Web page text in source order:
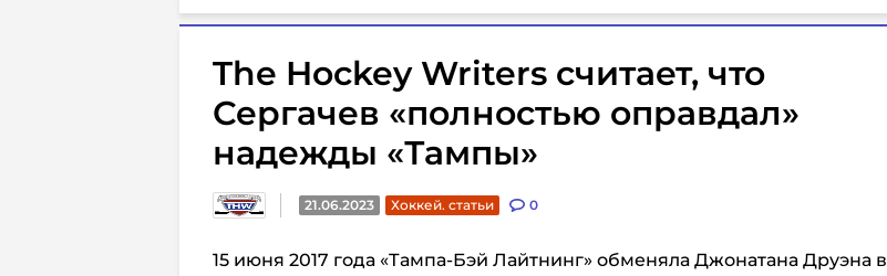
The Hockey Writers считает, что
Сергачев «полностью оправдал»
надежды «Тампы»
21.06.2023 Хоккей. статьи 0
15 июня 2017 года «Тампа-Бэй Лайтнинг» обменяла Джонатана Друэна в